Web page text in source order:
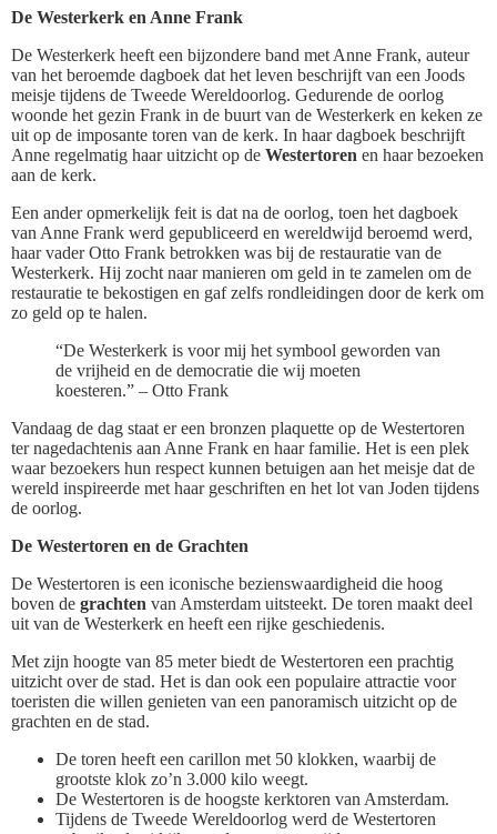
De Westerkerk en Anne Frank
De Westerkerk heeft een bijzondere band met Anne Frank, auteur
van het beroemde dagboek dat het leven beschrijft van een Joods
meisje tijdens de Tweede Wereldoorlog. Gedurende de oorlog
woonde het gezin Frank in de buurt van de Westerkerk en keken ze
uit op de imposante toren van de kerk. In haar dagboek beschrijft
Anne regelmatig haar uitzicht op de Westertoren en haar bezoeken
aan de kerk.
Een ander opmerkelijk feit is dat na de oorlog, toen het dagboek
van Anne Frank werd gepubliceerd en wereldwijd beroemd werd,
haar vader Otto Frank betrokken was bij de restauratie van de
Westerkerk. Hij zocht naar manieren om geld in te zamelen om de
restauratie te bekostigen en gaf zelfs rondleidingen door de kerk om
zo geld op te halen.
“De Westerkerk is voor mij het symbool geworden van
de vrijheid en de democratie die wij moeten
koesteren.” – Otto Frank
Vandaag de dag staat er een bronzen plaquette op de Westertoren
ter nagedachtenis aan Anne Frank en haar familie. Het is een plek
waar bezoekers hun respect kunnen betuigen aan het meisje dat de
wereld inspireerde met haar geschriften en het lot van Joden tijdens
de oorlog.
De Westertoren en de Grachten
De Westertoren is een iconische bezienswaardigheid die hoog
boven de grachten van Amsterdam uitsteekt. De toren maakt deel
uit van de Westerkerk en heeft een rijke geschiedenis.
Met zijn hoogte van 85 meter biedt de Westertoren een prachtig
uitzicht over de stad. Het is dan ook een populaire attractie voor
toeristen die willen genieten van een panoramisch uitzicht op de
grachten en de stad.
De toren heeft een carillon met 50 klokken, waarbij de
grootste klok zo’n 3.000 kilo weegt.
De Westertoren is de hoogste kerktoren van Amsterdam.
Tijdens de Tweede Wereldoorlog werd de Westertoren